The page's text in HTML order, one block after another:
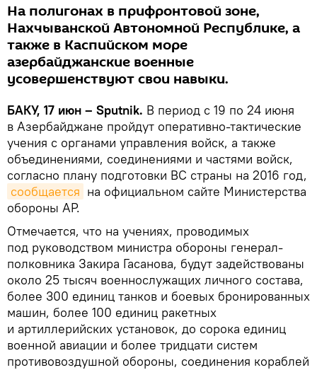
На полигонах в прифронтовой зоне,
Нахчыванской Автономной Республике, а
также в Каспийском море
азербайджанские военные
усовершенствуют свои навыки.
БАКУ, 17 июн – Sputnik. В период с 19 по 24 июня
в Азербайджане пройдут оперативно-тактические
учения с органами управления войск, а также
объединениями, соединениями и частями войск,
согласно плану подготовки ВС страны на 2016 год,
сообщается на официальном сайте Министерства
обороны АР.
Отмечается, что на учениях, проводимых
под руководством министра обороны генерал-
полковника Закира Гасанова, будут задействованы
около 25 тысяч военнослужащих личного состава,
более 300 единиц танков и боевых бронированных
машин, более 100 единиц ракетных
и артиллерийских установок, до сорока единиц
военной авиации и более тридцати систем
противовоздушной обороны, соединения кораблей